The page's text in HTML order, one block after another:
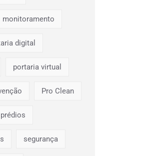
monitoramento
digital
portaria virtual
Pro Clean
prédios
segurança